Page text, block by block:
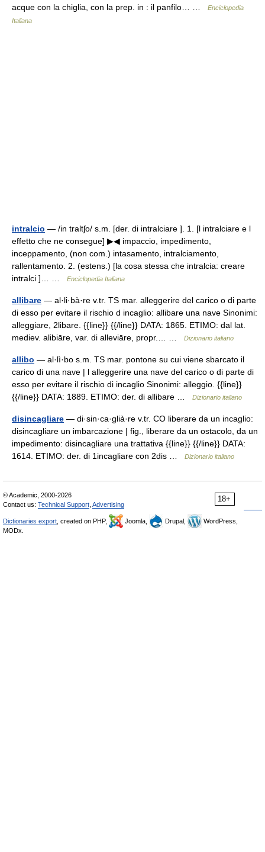
acque con la chiglia, con la prep. in : il panfilo… …
Enciclopedia
Italiana
intralcio — /in traltʃo/ s.m. [der. di intralciare ]. 1. [l intralciare e l
effetto che ne consegue] ▶◀ impaccio, impedimento,
inceppamento, (non com.) intasamento, intralciamento,
rallentamento. 2. (estens.) [la cosa stessa che intralcia: creare
intralci ]… …
Enciclopedia Italiana
allibare — al·li·bà·re v.tr. TS mar. alleggerire del carico o di parte
di esso per evitare il rischio d incaglio: allibare una nave Sinonimi:
alleggiare, 2libare. {{line}} {{/line}} DATA: 1865. ETIMO: dal lat.
mediev. alibiāre, var. di alleviāre, propr.… …
Dizionario italiano
allibo — al·lì·bo s.m. TS mar. pontone su cui viene sbarcato il
carico di una nave | l alleggerire una nave del carico o di parte di
esso per evitare il rischio di incaglio Sinonimi: alleggio. {{line}}
{{/line}} DATA: 1889. ETIMO: der. di allibare …
Dizionario italiano
disincagliare — di·sin·ca·glià·re v.tr. CO liberare da un incaglio:
disincagliare un imbarcazione | fig., liberare da un ostacolo, da un
impedimento: disincagliare una trattativa {{line}} {{/line}} DATA:
1614. ETIMO: der. di 1incagliare con 2dis …
Dizionario italiano
18+
© Academic, 2000-2026
Contact us: Technical Support Advertising
Dictionaries export , created on PHP, Joomla, Drupal,
WordPress,
MODx.